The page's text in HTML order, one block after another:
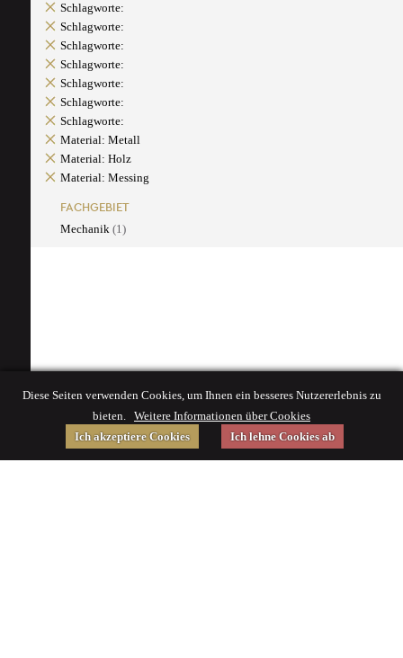
Schlagworte:
Schlagworte:
Schlagworte:
Schlagworte:
Schlagworte:
Schlagworte:
Schlagworte:
Material: Metall
Material: Holz
Material: Messing
FACHGEBIET
Mechanik (1)
Diese Seiten verwenden Cookies, um Ihnen ein besseres Nutzererlebnis zu
bieten. Weitere Informationen über Cookies
Ich akzeptiere Cookies
Ich lehne Cookies ab